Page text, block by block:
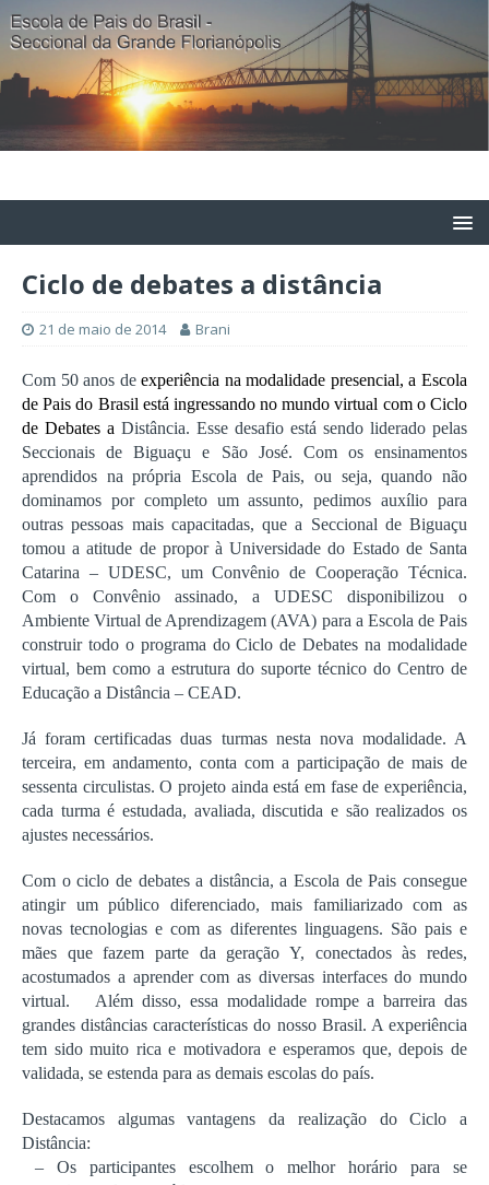
Ciclo de debates a distância
21 de maio de 2014 Brani
Com 50 anos deexperiência na modalidade presencial, a Escola
de Pais do Brasil está ingressando no mundo virtual com o Ciclo
de Debates a Distância. Esse desafio está sendo liderado pelas
Seccionais de Biguaçu e São José. Com os ensinamentos
aprendidos na própria Escola de Pais, ou seja, quando não
dominamos por completo um assunto, pedimos auxílio para
outras pessoas mais capacitadas, que a Seccional de Biguaçu
tomou a atitude de propor à Universidade do Estado de Santa
Catarina – UDESC, um Convênio de Cooperação Técnica.
Com o Convênio assinado, a UDESC disponibilizou o
Ambiente Virtual de Aprendizagem (AVA) para a Escola de Pais
construir todo o programa do Ciclo de Debates na modalidade
virtual, bem como a estrutura do suporte técnico do Centro de
Educação a Distância – CEAD.
Já foram certificadas duas turmas nesta nova modalidade. A
terceira, em andamento, conta com a participação de mais de
sessenta circulistas. O projeto ainda está em fase de experiência,
cada turma é estudada, avaliada, discutida e são realizados os
ajustes necessários.
Com o ciclo de debates a distância, a Escola de Pais consegue
atingir um público diferenciado, mais familiarizado com as
novas tecnologias e com as diferentes linguagens. São pais e
mães que fazem parte da geração Y, conectados às redes,
acostumados a aprender com as diversas interfaces do mundo
virtual.
Além disso, essa modalidade rompe a barreira das
grandes distâncias características do nosso Brasil. A experiência
tem sido muito rica e motivadora e esperamos que, depois de
validada, se estenda para as demais escolas do país.
Destacamos algumas vantagens da realização do Ciclo a
Distância:
– Os participantes escolhem o melhor horário para se